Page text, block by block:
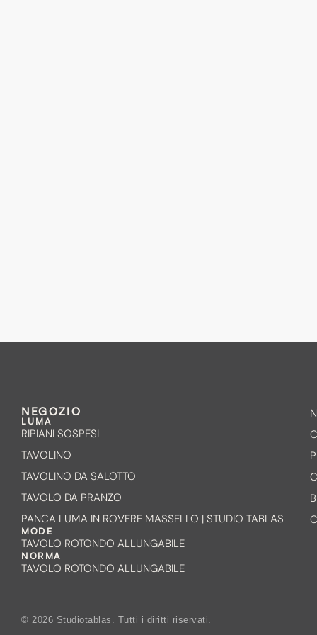
NEGOZIO
LUMA
RIPIANI SOSPESI
TAVOLINO
TAVOLINO DA SALOTTO
TAVOLO DA PRANZO
PANCA LUMA IN ROVERE MASSELLO | STUDIO TABLAS
MODE
TAVOLO ROTONDO ALLUNGABILE
NORMA
TAVOLO ROTONDO ALLUNGABILE
© 2026 Studiotablas. Tutti i diritti riservati.